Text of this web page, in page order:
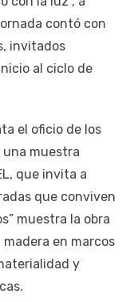
contó con
invitados
al ciclo de
el oficio de los
muestra
que invita a
que conviven
muestra la obra
en marcos
y